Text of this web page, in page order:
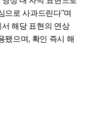
으로 사과드린다"며
해당 표현의 연상
됐으며, 확인 즉시 해